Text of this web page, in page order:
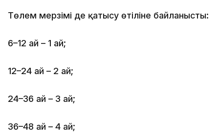
Төлем мерзімі де қатысу өтіліне байланысты:
6–12 ай – 1 ай;
12–24 ай – 2 ай;
24–36 ай – 3 ай;
36–48 ай – 4 ай;